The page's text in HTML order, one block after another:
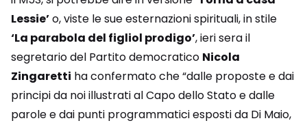
Lessie’o, viste le sue esternazioni spirituali, in stile
‘La parabola del figliol prodigo’, ieri sera il
segretario del Partito democratico Nicola
Zingaretti ha confermato che “dalle proposte e dai
principi da noi illustrati al Capo dello Stato e dalle
parole e dai punti programmatici esposti da Di Maio,